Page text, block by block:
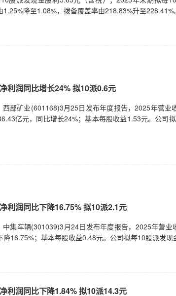
降至1.08%，拨备覆盖率由218.83%升至228.41%。
利润同比增长24% 拟10派0.6元
部矿业(601168)3月25日发布年度报告，2025年营业
亿元，同比增长24%；基本每股收益1.53元。公司
利润同比下降16.75% 拟10派2.1元
中集车辆(301039)3月24日发布年度报告，2025年营
16.75%；基本每股收益0.48元。公司拟每10股派发现
利润同比下降1.84% 拟10派14.3元